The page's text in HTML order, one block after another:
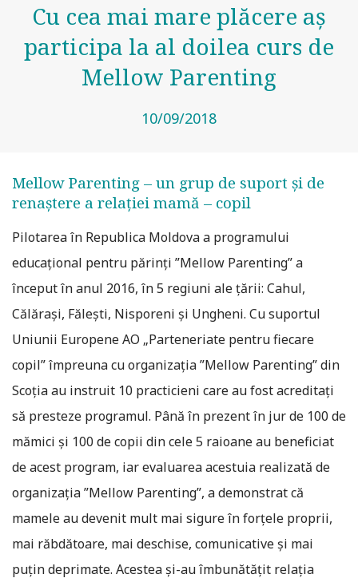
Cu cea mai mare plăcere aș
participa la al doilea curs de
Mellow Parenting
10/09/2018
Mellow Parenting – un grup de suport și de
renaștere a relației mamă – copil
Pilotarea în Republica Moldova a programului
educațional pentru părinți ”Mellow Parenting” a
început în anul 2016, în 5 regiuni ale țării: Cahul,
Călărași, Fălești, Nisporeni și Ungheni. Cu suportul
Uniunii Europene AO „Parteneriate pentru fiecare
copil” împreuna cu organizația ”Mellow Parenting” din
Scoţia au instruit 10 practicieni care au fost acreditați
să presteze programul. Până în prezent în jur de 100 de
mămici și 100 de copii din cele 5 raioane au beneficiat
de acest program, iar evaluarea acestuia realizată de
organizația ”Mellow Parenting”, a demonstrat că
mamele au devenit mult mai sigure în forțele proprii,
mai răbdătoare, mai deschise, comunicative şi mai
puțin deprimate. Acestea și-au îmbunătățit relația